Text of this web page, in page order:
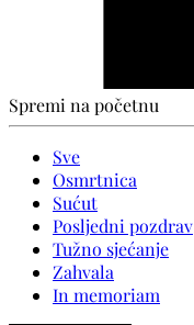
Spremi na početnu
Sve
Osmrtnica
Sućut
Posljedni pozdrav
Tužno sjećanje
Zahvala
In memoriam